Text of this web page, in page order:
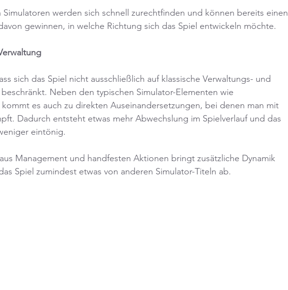
Simulatoren werden sich schnell zurechtfinden und können bereits einen
gewinnen, in welche Richtung sich das Spiel entwickeln möchte.
sich das Spiel nicht ausschließlich auf klassische Verwaltungs- und
Neben den typischen Simulator-Elementen wie
es auch zu direkten Auseinandersetzungen, bei denen man mit
Dadurch entsteht etwas mehr Abwechslung im Spielverlauf und das
eintönig.
Management und handfesten Aktionen bringt zusätzliche Dynamik
Spiel zumindest etwas von anderen Simulator-Titeln ab.